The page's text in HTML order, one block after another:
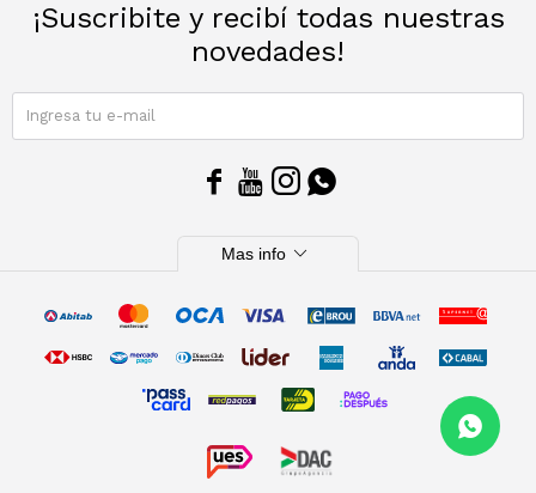
¡Suscribite y recibí todas nuestras
novedades!
   
Mas info expand_more